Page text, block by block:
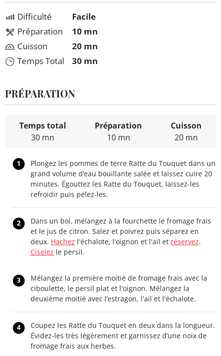
Difficulté
Préparation
Cuisson
Temps Total
Facile
10 mn
20 mn
30 mn
PRÉPARATION
Temps total
30 mn
Préparation
10 mn
Cuisson
20 mn
1
Plongez les pommes de terre Ratte du Touquet dans un
grand volume d’eau bouillante salée et laissez cuire 20
minutes. Égouttez les Ratte du Touquet, laissez-les
refroidir puis pelez-les.
2
Dans un bol, mélangez à la fourchette le fromage frais
et le jus de citron. Salez et poivrez puis séparez en
deux. Hachez l'échalote, l'oignon et l'ail et réservez.
Ciselez le persil.
3
Mélangez la première moitié de fromage frais avec la
ciboulette, le persil plat et l'oignon. Mélangez la
deuxième moitié avec l’estragon, l'ail et l'échalote.
4
Coupez les Ratte du Touquet en deux dans la longueur.
Évidez-les très légèrement et garnissez d’une noix de
fromage frais aux herbes.